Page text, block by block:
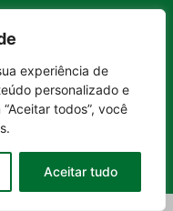
experiência de
personalizado e
todos”, você
Aceitar tudo
porPostali